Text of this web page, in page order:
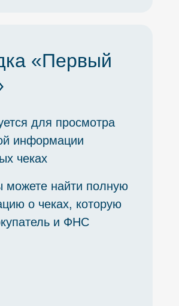
«Первый
для просмотра
информации
чеках
можете найти полную
о чеках, которую
и ФНС